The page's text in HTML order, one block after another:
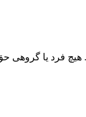
فرد یا گروهی